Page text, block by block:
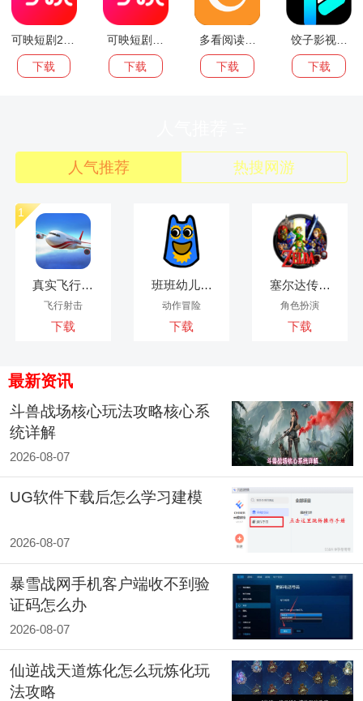
可映短剧202
6最新版
下载
可映短剧安
卓正版
下载
多看阅读手
机版
下载
饺子影视纯
净版
下载
人气推荐 热搜网游
1
真实飞行模
拟3D完整版
飞行射击
下载
班班幼儿园
8：反恶魔
测试版
动作冒险
下载
塞尔达传说
时之笛离线
版
角色扮演
下载
最新资讯
斗兽战场核心玩法攻略核心系
统详解
2026-08-07
UG软件下载后怎么学习建模
2026-08-07
暴雪战网手机客户端收不到验
证码怎么办
2026-08-07
仙逆战天道炼化怎么玩炼化玩
法攻略